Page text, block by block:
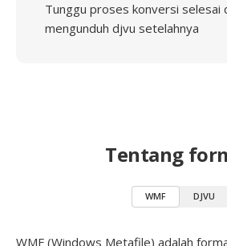
Tunggu proses konversi selesai
mengunduh djvu setelahnya
Tentang
WMF DJVU
WMF (Windows Metafile) adalah